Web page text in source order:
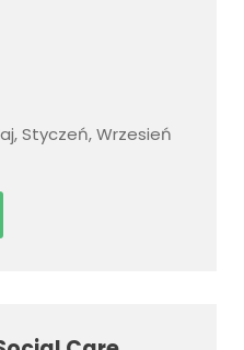
Styczeń, Wrzesień